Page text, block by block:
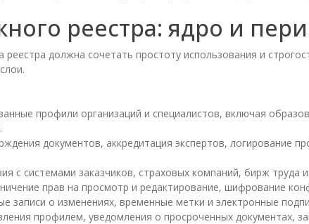
реестра: ядро и
реестра должна сочетать простоту использования и
профили организаций и специалистов, включая
документов, аккредитация экспертов, логирование
с системами заказчиков, страховых компаний, бирж труда
прав на просмотр и редактирование, шифрование
записи о изменениях, временные метки и электронные
профилем, уведомления о просроченных документах,